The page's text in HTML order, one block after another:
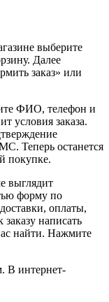
выберите
Далее
заказ» или
ФИО, телефон и
условия заказа.
Теперь останется
покупке.
выглядит
форму по
оплаты,
написать
найти. Нажмите
В интернет-